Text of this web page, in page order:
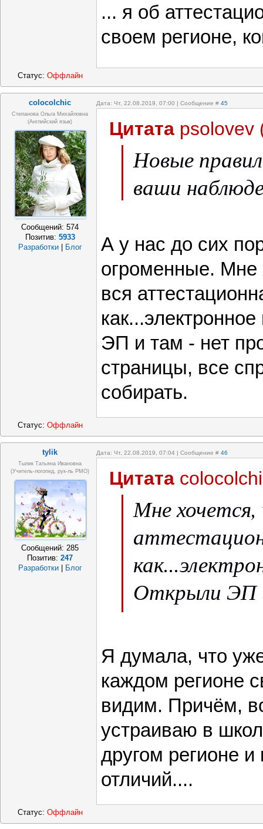
... я об
своем регионе,
Статус: Оффлайн
colocolchic Дата: Чт, 22.08.2019, 07:00 | Сообщение # 45
Степанова Ольга Михайловна
(Английский язык)
Сообщений:574
Позитив: 5933
Разработки
Блог
Цитата psolovev
Новые
ваши
А у нас до сих
огроменные. Мне
вся
ЭП и там - нет
страницы, все
собирать.
Статус: Оффлайн
tylik Дата: Чт, 22.08.2019, 07:04 | Сообщение # 46
Тылик Татьяна Ивановна
(учитель-логопед, рук-ль РМО)
Сообщений: 285
Позитив:247
Разработки
Блог
Цитата
Мне
Открыли ЭП
ничего не
Я думала, что
каждом регионе
видим. Причём,
устраиваю в
другом регионе и
отличий....
Статус: Оффлайн